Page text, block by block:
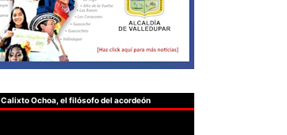
Calixto Ochoa, el filósofo del acordeón